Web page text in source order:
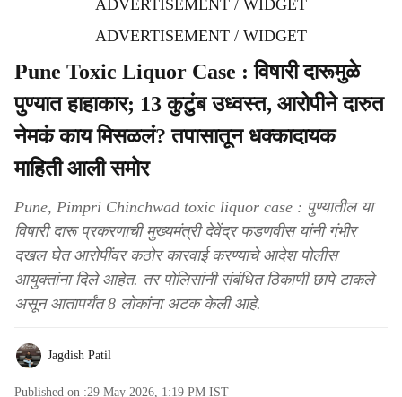
ADVERTISEMENT / WIDGET
ADVERTISEMENT / WIDGET
Pune Toxic Liquor Case : विषारी दारूमुळे
पुण्यात हाहाकार; 13 कुटुंब उध्वस्त, आरोपीने दारुत
नेमकं काय मिसळलं? तपासातून धक्कादायक
माहिती आली समोर
Pune, Pimpri Chinchwad toxic liquor case : पुण्यातील या
विषारी दारू प्रकरणाची मुख्यमंत्री देवेंद्र फडणवीस यांनी गंभीर
दखल घेत आरोपींवर कठोर कारवाई करण्याचे आदेश पोलीस
आयुक्तांना दिले आहेत. तर पोलिसांनी संबंधित ठिकाणी छापे टाकले
असून आतापर्यंत 8 लोकांना अटक केली आहे.
Jagdish Patil
Published on :29 May 2026, 1:19 PM IST